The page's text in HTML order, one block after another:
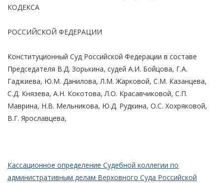
КОДЕКСА
РОССИЙСКОЙ ФЕДЕРАЦИИ
Конституционный Суд Российской Федерации в составе
Председателя В.Д. Зорькина, судей А.И. Бойцова, Г.А.
Гаджиева, Ю.М. Данилова, Л.М. Жарковой, С.М. Казанцева,
С.Д. Князева, А.Н. Кокотова, Л.О. Красавчиковой, С.П.
Маврина, Н.В. Мельникова, Ю.Д. Рудкина, О.С. Хохряковой,
В.Г. Ярославцева,
Кассационное определение Судебной коллегии по
административным делам Верховного Суда Российской